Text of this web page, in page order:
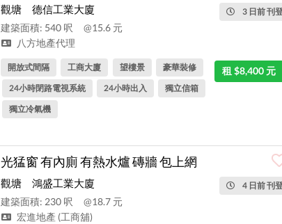
3 日前 刊
觀塘 德信工業大廈
建築面積: 540 呎
@15.6 元
八方地產代理
租 $8,400 元
開放式間隔 工商大廈 望樓景
豪華裝修
24小時閉路電視系統
24小時出入
獨立信箱
獨立冷氣機
光猛窗 有內廁 有熱水爐 磚牆 包上網
4 日前 刊
觀塘 鴻盛工業大廈
建築面積: 230 呎
@18.7 元
宏進地產 (工商舖)